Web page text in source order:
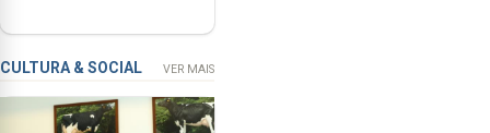
a
apanha
ilegal
instrumentos
CULTURA & SOCIAL VER MAIS